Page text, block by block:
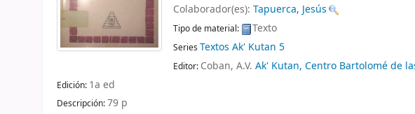
Colaborador(es): Tapuerca, Jesús
Tipo de material: Texto
Series Textos Ak' Kutan 5
Editor: Coban, A.V. Ak' Kutan, Centro Bartolomé de
Edición: 1a ed
Descripción:79 p